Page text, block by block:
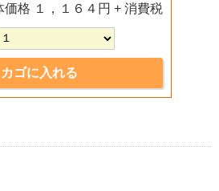
価格 １，１６４円 + 消費税